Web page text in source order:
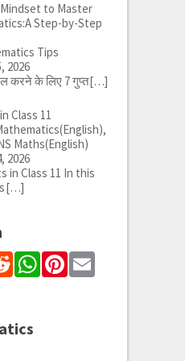
to Master
Step-by-Step
Tips
2026
करने के लिए 7 गुप्त[…]
Class 11
Maths(English)
2026
in Class 11 In this
[…]
Reddit
WhatsApp
Pinterest
Email